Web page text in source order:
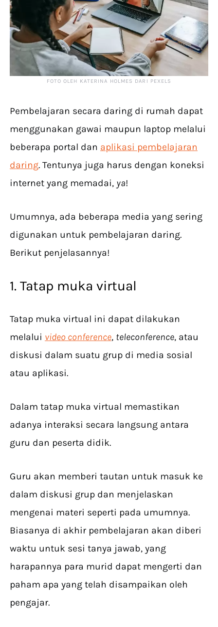
FOTO OLEH KATERINA HOLMES DARI PEXELS
Pembelajaran secara daring di rumah dapat
menggunakan gawai maupun laptop melalui
beberapa portal dan aplikasi pembelajaran
daring. Tentunya juga harus dengan koneksi
internet yang memadai, ya!
Umumnya, ada beberapa media yang sering
digunakan untuk pembelajaran daring.
Berikut penjelasannya!
1. Tatap muka virtual
Tatap muka virtual ini dapat dilakukan
melalui video conference, teleconference, atau
diskusi dalam suatu grup di media sosial
atau aplikasi.
Dalam tatap muka virtual memastikan
adanya interaksi secara langsung antara
guru dan peserta didik.
Guru akan memberi tautan untuk masuk ke
dalam diskusi grup dan menjelaskan
mengenai materi seperti pada umumnya.
Biasanya di akhir pembelajaran akan diberi
waktu untuk sesi tanya jawab, yang
harapannya para murid dapat mengerti dan
paham apa yang telah disampaikan oleh
pengajar.